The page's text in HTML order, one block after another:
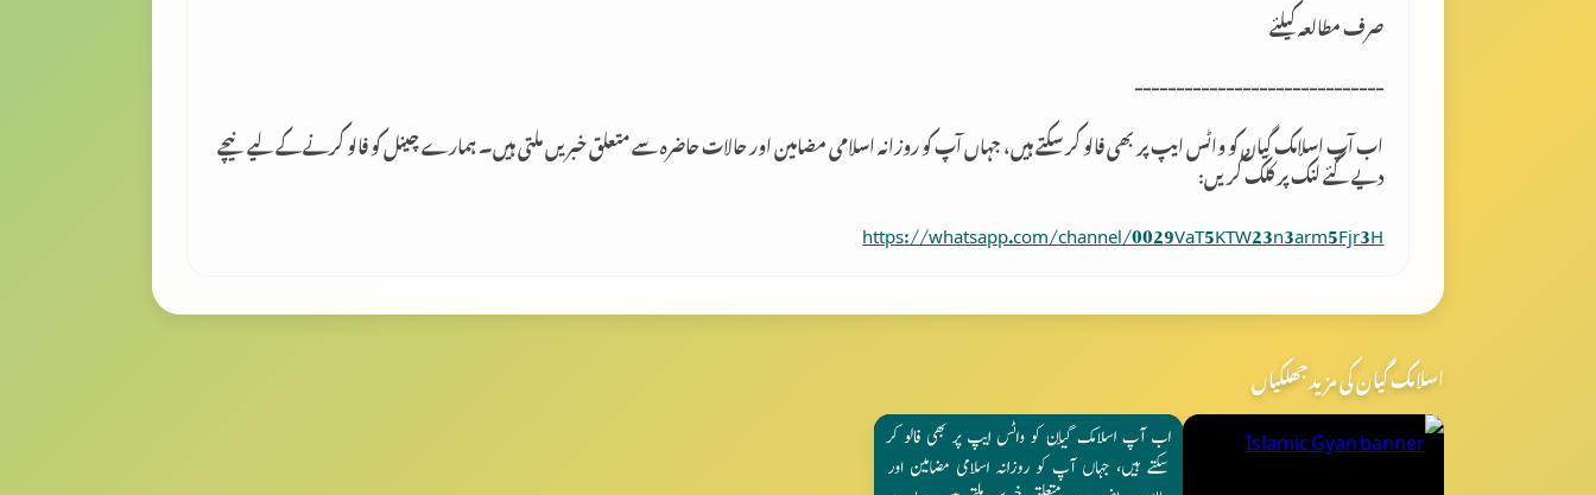
صرف مطالعہ کیلئے
------------------------------
اب آپ اسلامک گِیان کو واٹس ایپ پر بھی فالو کر سکتے ہیں، جہاں آپ کو روزانہ اسلامی مضامین اور حالات حاضرہ سے متعلق خبریں ملتی ہیں۔ ہمارے چینل کو فالو کرنے کے لیے نیچے
دیے گئے لنک پر کلک کریں:
https://whatsapp.com/channel/0029VaT5KTW23n3arm5Fjr3H
اسلامک گیان کی مزید جھلکیاں